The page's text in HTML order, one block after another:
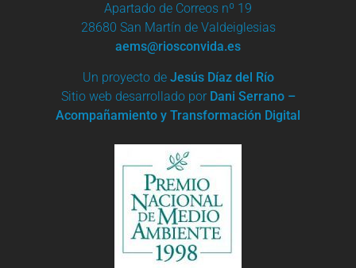
Apartado de Correos nº 19
28680 San Martín de Valdeiglesias
aems@riosconvida.es
Un proyecto de Jesús Díaz del Río
Sitio web desarrollado por Dani Serrano –
Acompañamiento y Transformación Digital